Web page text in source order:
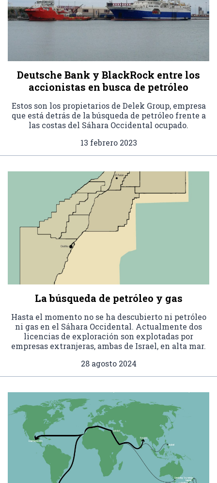
Deutsche Bank y BlackRock entre los
accionistas en busca de petróleo
Estos son los propietarios de Delek Group, empresa
que está detrás de la búsqueda de petróleo frente a
las costas del Sáhara Occidental ocupado.
13 febrero 2023
La búsqueda de petróleo y gas
Hasta el momento no se ha descubierto ni petróleo
ni gas en el Sáhara Occidental. Actualmente dos
licencias de exploración son explotadas por
empresas extranjeras, ambas de Israel, en alta mar.
28 agosto 2024